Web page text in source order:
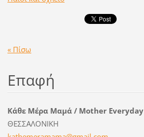
« Πίσω
Επαφή
Κάθε Μέρα Μαμά / Mother Everyday
ΘΕΣΣΑΛΟΝΙΚΗ